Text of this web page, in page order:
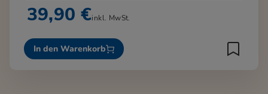
39,90 €inkl. MwSt.
In den Warenkorb